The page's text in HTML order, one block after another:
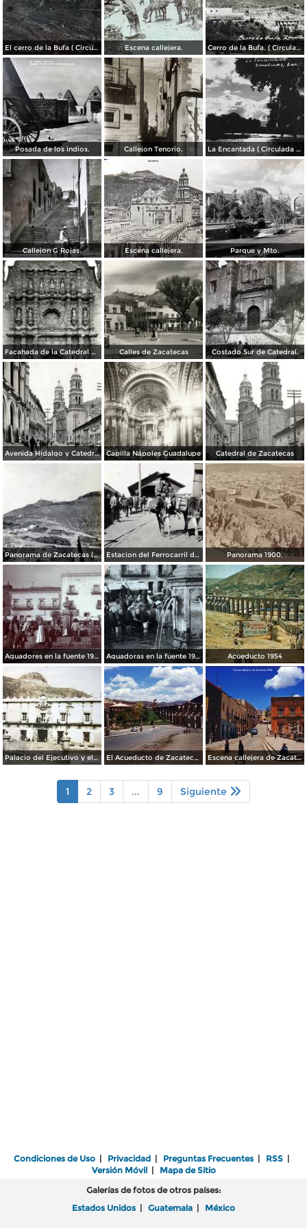
El cerro de la Bufa ( Circulada el 5 de Diciembre de 1910 ). Escena callejera. Cerro de la Bufa. ( Circulada el 27 de Octubre de 1950 ).
Posada de los indios. Callejon Tenorio. La Encantada ( Circulada el 26 de Mayo de 1948 ).
Callejon G Rojas. Escena callejera. Parque y Mto.
Facahada de la Catedral de Zacatecas Calles de Zacatecas Costado Sur de Catedral.
Avenida Hidalgo y Catedral de Zacatecas Capilla Nápoles Guadalupe Catedral de Zacatecas
Panorama de Zacatecas ( 1909 ). Estacion del Ferrocarril de Zacatecas ( 1909 ). Panorama 1900.
Aguadores en la fuente 1904 Aguadoras en la fuente 1901 Acueducto 1954
Palacio del Ejecutivo y el cerro de La Bufa al fondo. Zacatecas. El Acueducto de Zacatecas 1958. Escena callejera de Zacatecas 1958.
1 2 3 ... 9 Siguiente
Condiciones de Uso | Privacidad | Preguntas Frecuentes | RSS |
Versión Móvil| Mapa de Sitio
Galerías de fotos de otros países:
Estados Unidos | Guatemala | México